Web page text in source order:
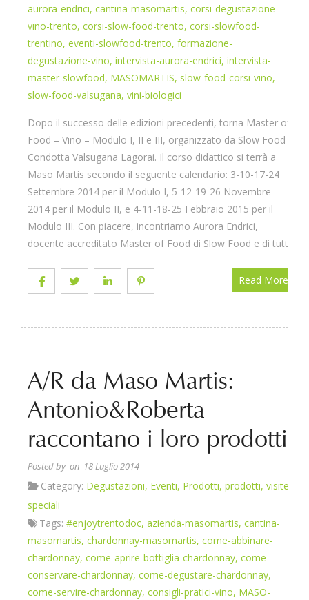
aurora-endrici, cantina-masomartis, corsi-degustazione-
vino-trento, corsi-slow-food-trento, corsi-slowfood-
trentino, eventi-slowfood-trento, formazione-
degustazione-vino, intervista-aurora-endrici, intervista-
master-slowfood, MASOMARTIS, slow-food-corsi-vino,
slow-food-valsugana, vini-biologici
Dopo il successo delle edizioni precedenti, torna Master of
Food – Vino – Modulo I, II e III, organizzato da Slow Food
Condotta Valsugana Lagorai. Il corso didattico si terrà a
Maso Martis secondo il seguente calendario: 3-10-17-24
Settembre 2014 per il Modulo I, 5-12-19-26 Novembre
2014 per il Modulo II, e 4-11-18-25 Febbraio 2015 per il
Modulo III. Con piacere, incontriamo Aurora Endrici,
docente accreditato Master of Food di Slow Food e di tutti
Read More
A/R da Maso Martis:
Antonio&Roberta
raccontano i loro prodotti
Posted by on 18 Luglio 2014
Category: Degustazioni, Eventi, Prodotti, prodotti, visite
speciali
Tags: #enjoytrentodoc, azienda-masomartis, cantina-
masomartis, chardonnay-masomartis, come-abbinare-
chardonnay, come-aprire-bottiglia-chardonnay, come-
conservare-chardonnay, come-degustare-chardonnay,
come-servire-chardonnay, consigli-pratici-vino, MASO-